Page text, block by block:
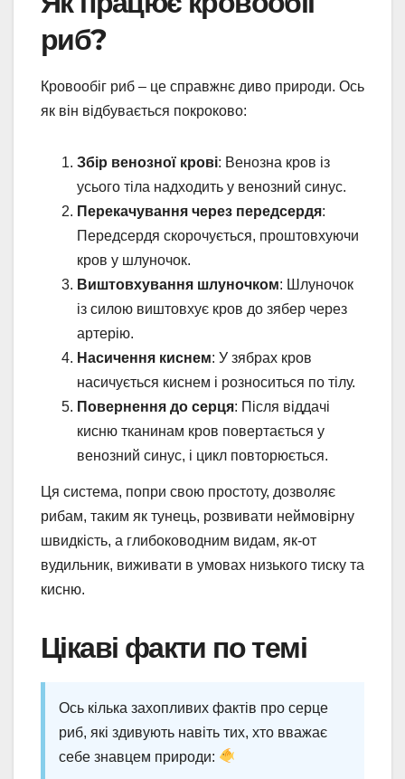
риб?
Кровообіг риб – це справжнє диво природи. Ось
як він відбувається покроково:
Збір венозної крові: Венозна кров із
усього тіла надходить у венозний синус.
Перекачування через передсердя:
Передсердя скорочується, проштовхуючи
кров у шлуночок.
Виштовхування шлуночком: Шлуночок
із силою виштовхує кров до зябер через
артерію.
Насичення киснем: У зябрах кров
насичується киснем і розноситься по тілу.
Повернення до серця: Після віддачі
кисню тканинам кров повертається у
венозний синус, і цикл повторюється.
Ця система, попри свою простоту, дозволяє
рибам, таким як тунець, розвивати неймовірну
швидкість, а глибоководним видам, як-от
вудильник, виживати в умовах низького тиску та
кисню.
Цікаві факти по темі
Ось кілька захопливих фактів про серце
риб, які здивують навіть тих, хто вважає
себе знавцем природи: